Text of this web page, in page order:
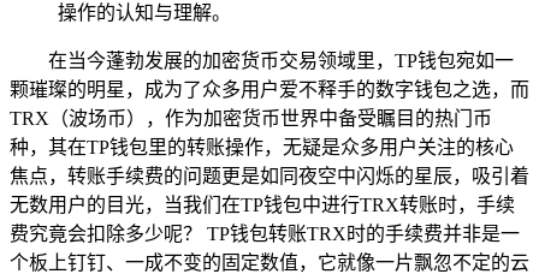
操作的认知与理解。
在当今蓬勃发展的加密货币交易领域里，TP钱包宛如一
颗璀璨的明星，成为了众多用户爱不释手的数字钱包之选，而
TRX（波场币），作为加密货币世界中备受瞩目的热门币
种，其在TP钱包里的转账操作，无疑是众多用户关注的核心
焦点，转账手续费的问题更是如同夜空中闪烁的星辰，吸引着
无数用户的目光，当我们在TP钱包中进行TRX转账时，手续
费究竟会扣除多少呢？ TP钱包转账TRX时的手续费并非是一
个板上钉钉、一成不变的固定数值，它就像一片飘忽不定的云